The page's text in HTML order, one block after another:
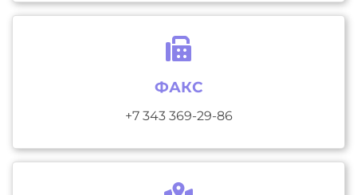
ФАКС
+7 343 369-29-86